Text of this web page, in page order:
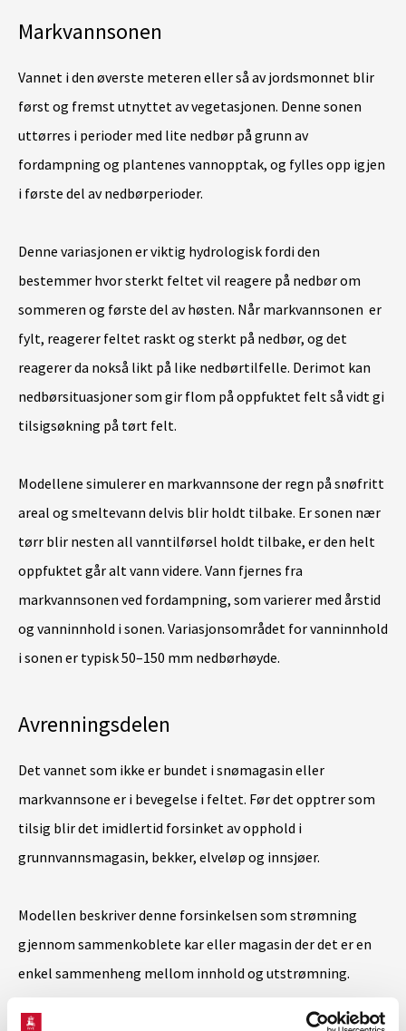
Markvannsonen
Vannet i den øverste meteren eller så av jordsmonnet blir
først og fremst utnyttet av vegetasjonen. Denne sonen
uttørres i perioder med lite nedbør på grunn av
fordampning og plantenes vannopptak, og fylles opp igjen
i første del av nedbørperioder.
Denne variasjonen er viktig hydrologisk fordi den
bestemmer hvor sterkt feltet vil reagere på nedbør om
sommeren og første del av høsten. Når markvannsonen er
fylt, reagerer feltet raskt og sterkt på nedbør, og det
reagerer da nokså likt på like nedbørtilfelle. Derimot kan
nedbørsituasjoner som gir flom på oppfuktet felt så vidt gi
tilsigsøkning på tørt felt.
Modellene simulerer en markvannsone der regn på snøfritt
areal og smeltevann delvis blir holdt tilbake. Er sonen nær
tørr blir nesten all vanntilførsel holdt tilbake, er den helt
oppfuktet går alt vann videre. Vann fjernes fra
markvannsonen ved fordampning, som varierer med årstid
og vanninnhold i sonen. Variasjonsområdet for vanninnhold
i sonen er typisk 50–150 mm nedbørhøyde.
Avrenningsdelen
Det vannet som ikke er bundet i snømagasin eller
markvannsone er i bevegelse i feltet. Før det opptrer som
tilsig blir det imidlertid forsinket av opphold i
grunnvannsmagasin, bekker, elveløp og innsjøer.
Modellen beskriver denne forsinkelsen som strømning
gjennom sammenkoblete kar eller magasin der det er en
enkel sammenheng mellom innhold og utstrømning.